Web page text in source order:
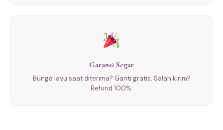
Garansi Segar
Bunga layu saat diterima? Ganti gratis. Salah kirim?
Refund 100%.